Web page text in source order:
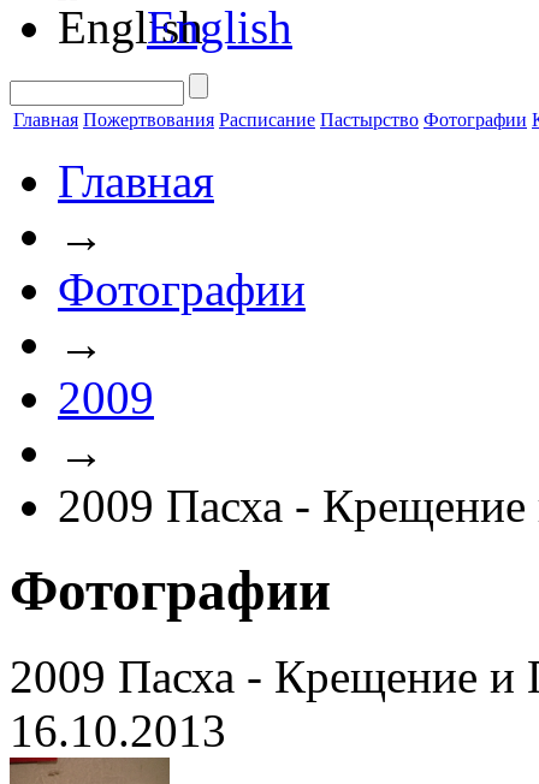
English
Главная Пожертвования Расписание Пастырство Фотографии
Главная
→
Фотографии
→
2009
→
2009 Пасха -
Фотографии
2009 Пасха - Крещение и
16.10.2013